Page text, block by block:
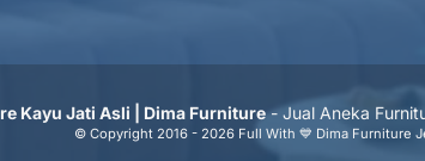
Kayu Jati Asli | Dima Furniture- Jual Aneka
© Copyright 2016 - 2026 Full With 💙 Dima Furniture